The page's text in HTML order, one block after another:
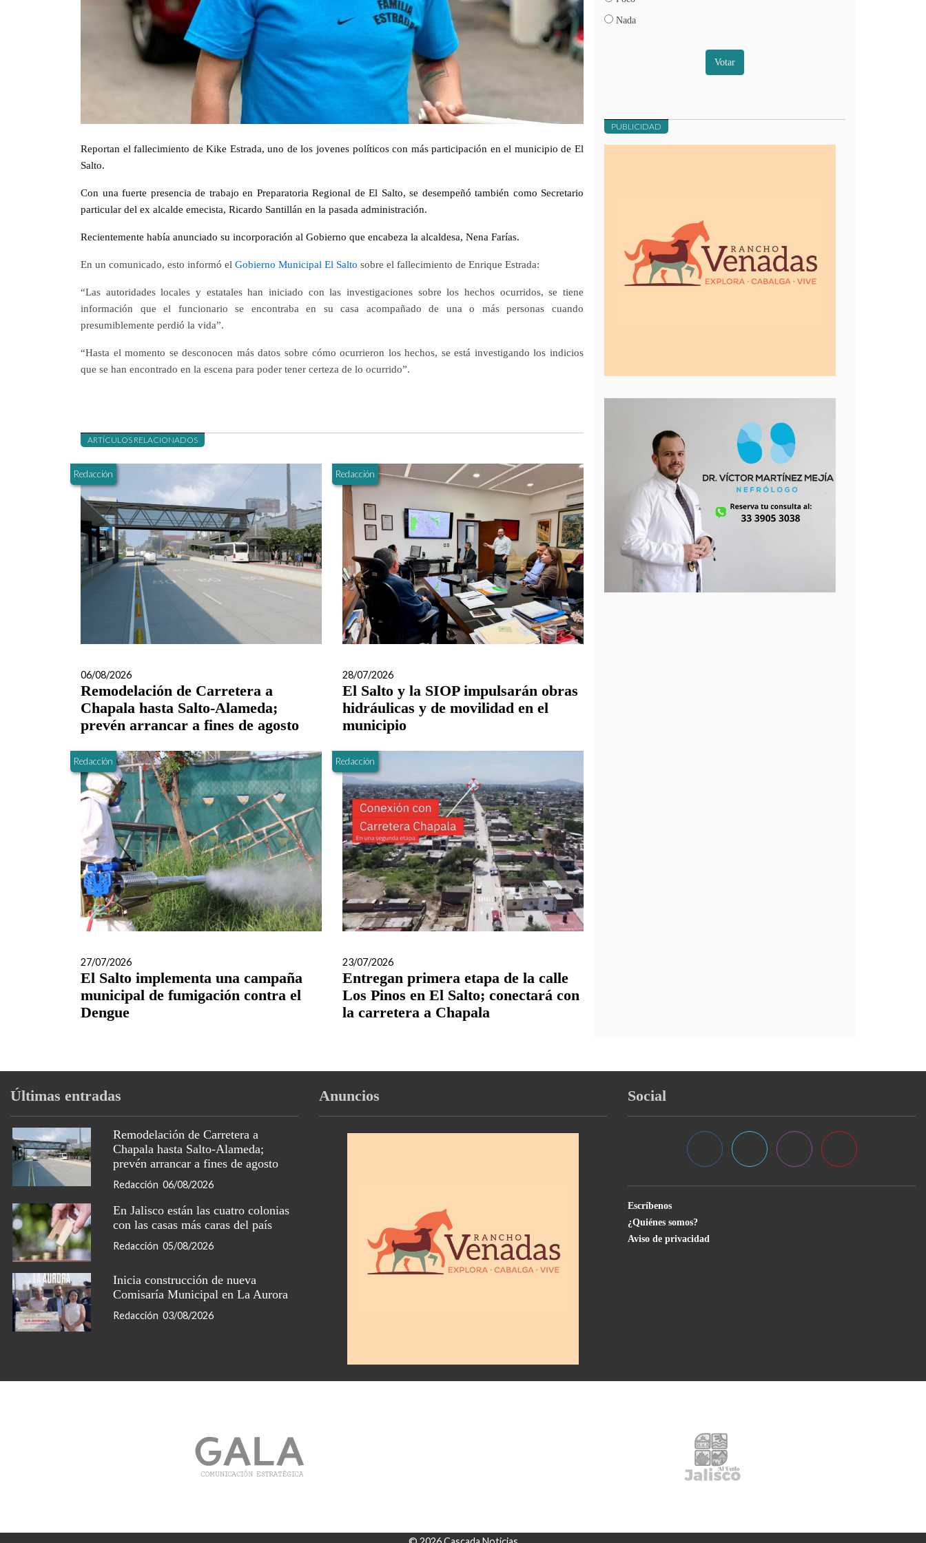
Reportan el fallecimiento deKike Estrada, uno de los jovenes políticos con más participación en el municipio de El
Salto.
Con una fuerte presencia de trabajo en Preparatoria Regional de El Salto, se desempeñó también como Secretario
particular del ex alcalde emecista, Ricardo Santillán en la pasada administración.
Recientemente había anunciado su incorporación al Gobierno que encabeza la alcaldesa, Nena Farías.
En un comunicado, esto informó el Gobierno Municipal El Salto sobre el fallecimiento de Enrique Estrada:
“Las autoridades locales y estatales han iniciado con las investigaciones sobre los hechos ocurridos, se tiene
información que el funcionario se encontraba en su casa acompañado de una o más personas cuando
presumiblemente perdió la vida”.
“Hasta el momento se desconocen más datos sobre cómo ocurrieron los hechos, se está investigando los indicios
que se han encontrado en la escena para poder tener certeza de lo ocurrido”.
ARTÍCULOS RELACIONADOS
Redacción
06/08/2026
Remodelación de Carretera a
Chapala hasta Salto-Alameda;
prevén arrancar a fines de agosto
Redacción
28/07/2026
El Salto y la SIOP impulsarán obras
hidráulicas y de movilidad en el
municipio
Redacción
27/07/2026
El Salto implementa una campaña
municipal de fumigación contra el
Dengue
Redacción
23/07/2026
Entregan primera etapa de la calle
Los Pinos en El Salto; conectará con
la carretera a Chapala
Nada
Votar
PUBLICIDAD
Últimas entradas
Remodelación de Carretera a
Chapala hasta Salto-Alameda;
prevén arrancar a fines de agosto
Redacción 06/08/2026
En Jalisco están las cuatro colonias
con las casas más caras del país
Redacción 05/08/2026
Inicia construcción de nueva
Comisaría Municipal en La Aurora
Redacción 03/08/2026
Anuncios Social
Escríbenos
¿Quiénes somos?
Aviso de privacidad